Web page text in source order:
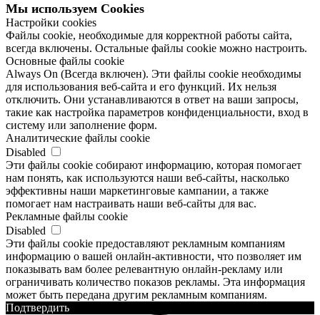
Мы используем Сookies
Настройки cookies
Файлы cookie, необходимые для корректной работы сайта,
всегда включены. Остальные файлы cookie можно настроить.
Основные файлы cookie
Always On (Всегда включен). Эти файлы cookie необходимы
для использования веб-сайта и его функций. Их нельзя
отключить. Они устанавливаются в ответ на ваши запросы,
такие как настройка параметров конфиденциальности, вход в
систему или заполнение форм.
Аналитические файлы cookie
Disabled
Эти файлы cookie собирают информацию, которая помогает
нам понять, как используются наши веб-сайты, насколько
эффективны наши маркетинговые кампании, а также
помогает нам настраивать наши веб-сайты для вас.
Рекламные файлы cookie
Disabled
Эти файлы cookie предоставляют рекламным компаниям
информацию о вашей онлайн-активности, что позволяет им
показывать вам более релевантную онлайн-рекламу или
ограничивать количество показов рекламы. Эта информация
может быть передана другим рекламным компаниям.
Подтвердить